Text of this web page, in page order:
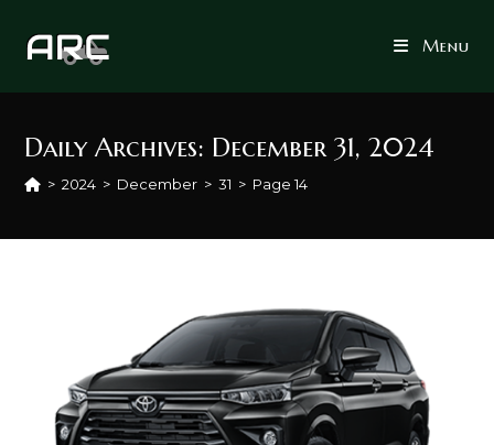
Menu
Daily Archives: December 31, 2024
> 2024 > December > 31 > Page 14